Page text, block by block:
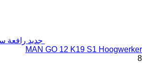
MAN GO 12 K19 S1 Hoogwerker
8